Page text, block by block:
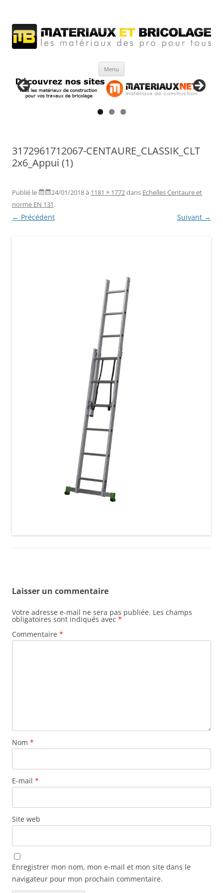
Menu
3172961712067-CENTAURE_CLASSIK_CLT
2x6_Appui (1)
Publié le 24/01/2018à 1181 × 1772dans Echelles Centaure et
norme EN 131.
← Précédent Suivant →
Laisser un commentaire
Votre adresse e-mail ne sera pas publiée. Les champs
obligatoires sont indiqués avec *
Commentaire *
Nom *
E-mail *
Site web
Enregistrer mon nom, mon e-mail et mon site dans le
navigateur pour mon prochain commentaire.